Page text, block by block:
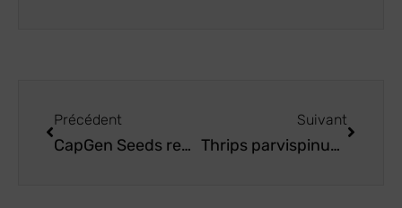
Précédent
CapGen Seeds renforce son équipe avec des postes stratégiques à pourvoir
Suivant
Thrips parvispinus sur poivron : Pourquoi l’architecture de la plante est plus importante que jamais